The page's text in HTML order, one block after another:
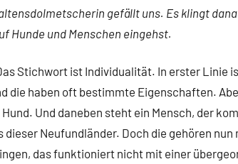
gefällt uns. Es klingt
Hunde und Menschen eingehst.
Stichwort ist Individualität. In erster Linie
die haben oft bestimmte Eigenschaften.
Und daneben steht ein Mensch, der
Neufundländer. Doch die gehören
das funktioniert nicht mit einer